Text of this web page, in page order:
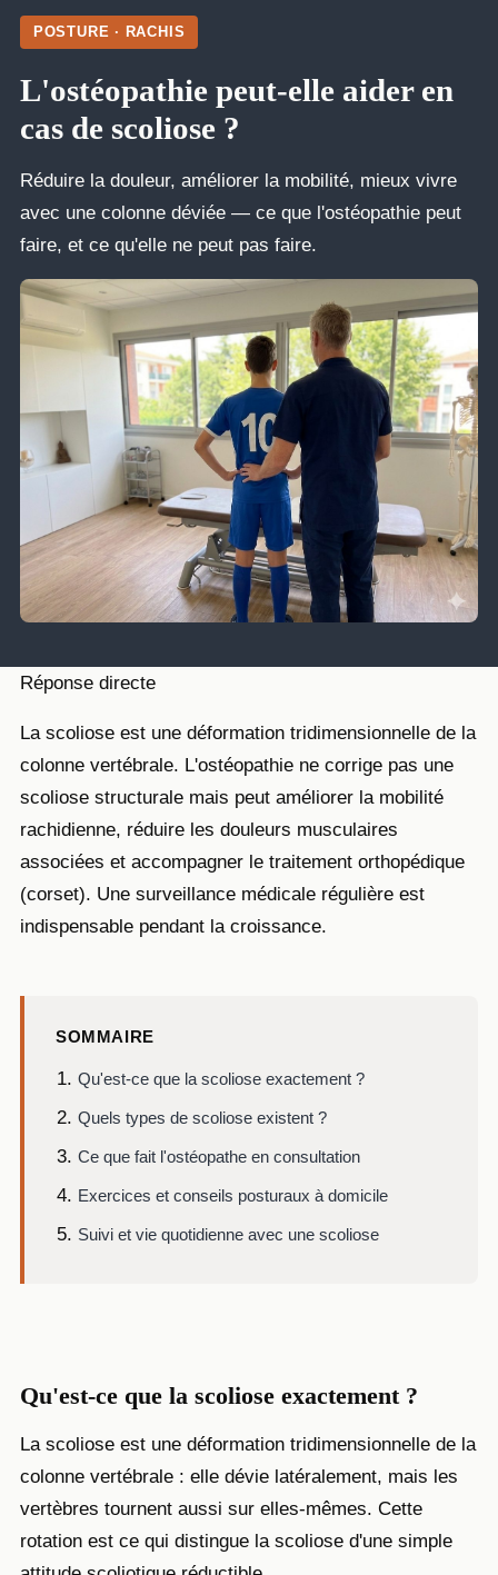
POSTURE · RACHIS
L'ostéopathie peut-elle aider en
cas de scoliose ?
Réduire la douleur, améliorer la mobilité, mieux vivre
avec une colonne déviée — ce que l'ostéopathie peut
faire, et ce qu'elle ne peut pas faire.
Réponse directe
La scoliose est une déformation tridimensionnelle de la
colonne vertébrale. L'ostéopathie ne corrige pas une
scoliose structurale mais peut améliorer la mobilité
rachidienne, réduire les douleurs musculaires
associées et accompagner le traitement orthopédique
(corset). Une surveillance médicale régulière est
indispensable pendant la croissance.
SOMMAIRE
Qu'est-ce que la scoliose exactement ?
Quels types de scoliose existent ?
Ce que fait l'ostéopathe en consultation
Exercices et conseils posturaux à domicile
Suivi et vie quotidienne avec une scoliose
Qu'est-ce que la scoliose exactement ?
La scoliose est une déformation tridimensionnelle de la
colonne vertébrale : elle dévie latéralement, mais les
vertèbres tournent aussi sur elles-mêmes. Cette
rotation est ce qui distingue la scoliose d'une simple